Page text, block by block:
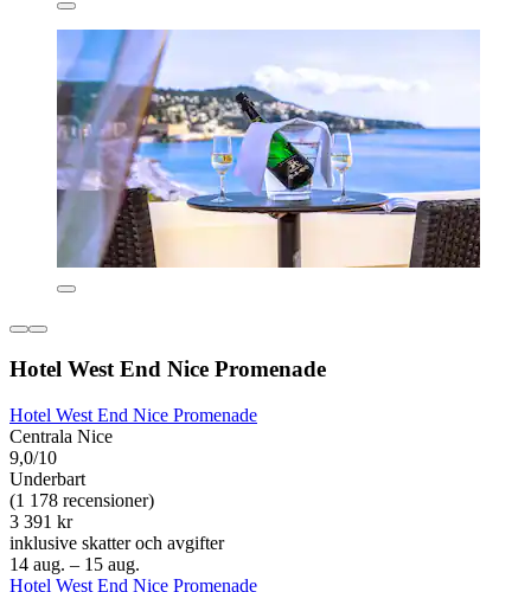
Hotel West End Nice Promenade
Hotel West End Nice Promenade
Centrala Nice
9,0/10
Underbart
(1 178 recensioner)
3 391 kr
inklusive skatter och avgifter
14 aug. – 15 aug.
Hotel West End Nice Promenade